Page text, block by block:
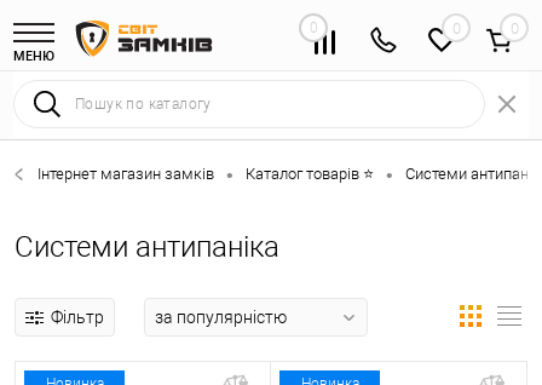
МЕНЮ
0 0
Інтернет магазин замків • Каталог товарів ⭐ • Системи
Системи антипаніка
Фільтр